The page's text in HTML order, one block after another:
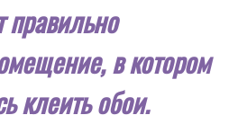
правильно
в котором
клеить обои.